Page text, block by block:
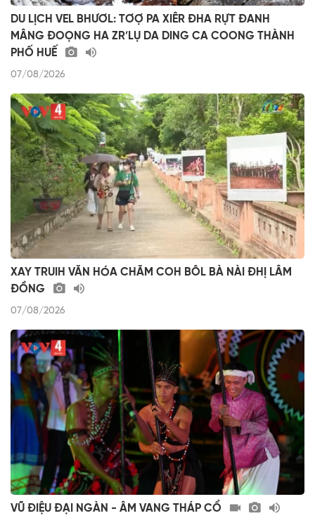
DU LỊCH VEL BHƯƠL: TƠỢ PA XIÊR ĐHA RỰT ĐANH
MÂNG ĐOỌNG HA ZR’LỤ DA DING CA COONG THÀNH
PHỐ HUẾ
07/08/2026
XAY TRUIH VĂN HÓA CHĂM COH BÔL BÀ NÀI ĐHỊ LÂM
ĐỒNG
07/08/2026
VŨ ĐIỆU ĐẠI NGÀN - ÂM VANG THÁP CỔ